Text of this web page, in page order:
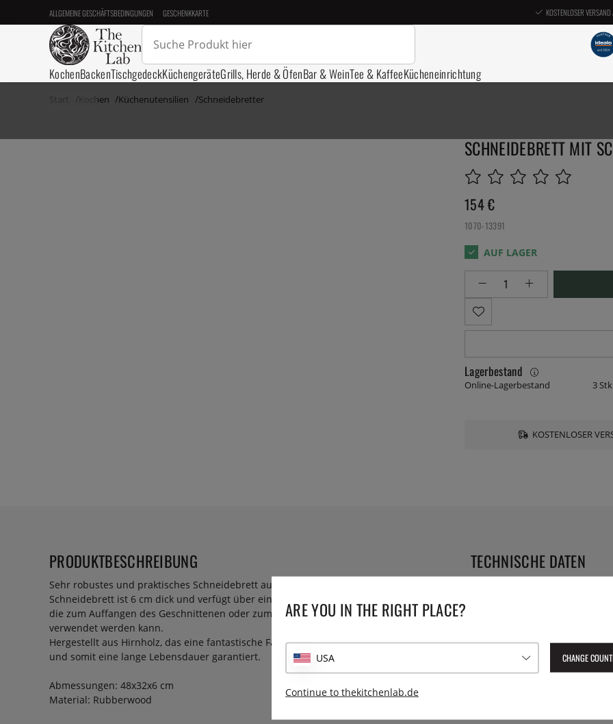
ALLGEMEINE GESCHÄFTSBEDINGUNGEN GESCHENKKARTE KOSTENLOSER
KochenBackenTischgedeckKüchengeräteGrills, Herde & ÖfenBar & WeinTee & KaffeeKücheneinrichtung
Start Kochen Küchenutensilien Schneidebretter
SCHNEIDEBRETT MIT
154€
1070-13391
Lagerbestand
Online-Lagerbestand 3
KOSTENLOSER
PRODUKTBESCHREIBUNG
Sehr robustes und praktisches Schneidebrett aus Gummiholz von Continenta. Das
Schneidebrett ist 6 cm dick und verfügt über eine ausziehbare Edelstahl-Schublade,
die zum Auffangen des Geschnittenen oder zum Sammeln des Weggeworfenen
verwendet werden kann.
Hergestellt aus Hirnholz, das eine fantastische Fähigkeit hat, Schnittspuren zu heilen
und somit eine lange Lebensdauer garantiert.
Abmessungen: 48x32x6 cm
Material: Rubberwood
TECHNISCHE DATEN
ARE YOU IN THE RIGHT PLACE?
USA CHANGE
Continue to thekitchenlab.de